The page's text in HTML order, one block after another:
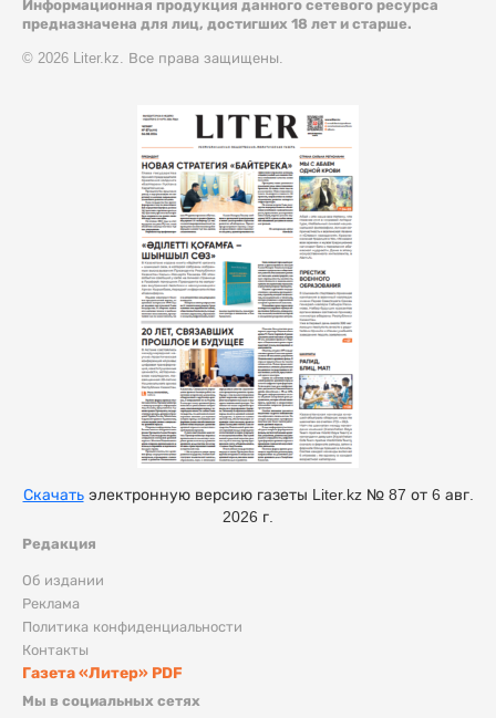
Информационная продукция данного сетевого ресурса
предназначена для лиц, достигших 18 лет и старше.
© 2026 Liter.kz. Все права защищены.
Редакция
Об издании
Реклама
Политика конфиденциальности
Контакты
Газета «Литер» PDF
Мы в социальных сетях
Скачатьэлектронную версию газеты Liter.kz № 87 от 6 авг.
2026 г.